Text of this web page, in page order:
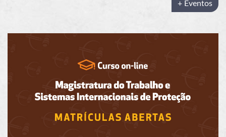
+ Eventos